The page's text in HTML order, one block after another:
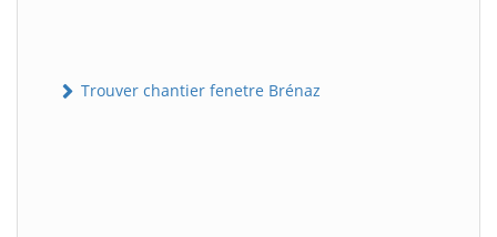
Trouver chantier fenetre Brénaz